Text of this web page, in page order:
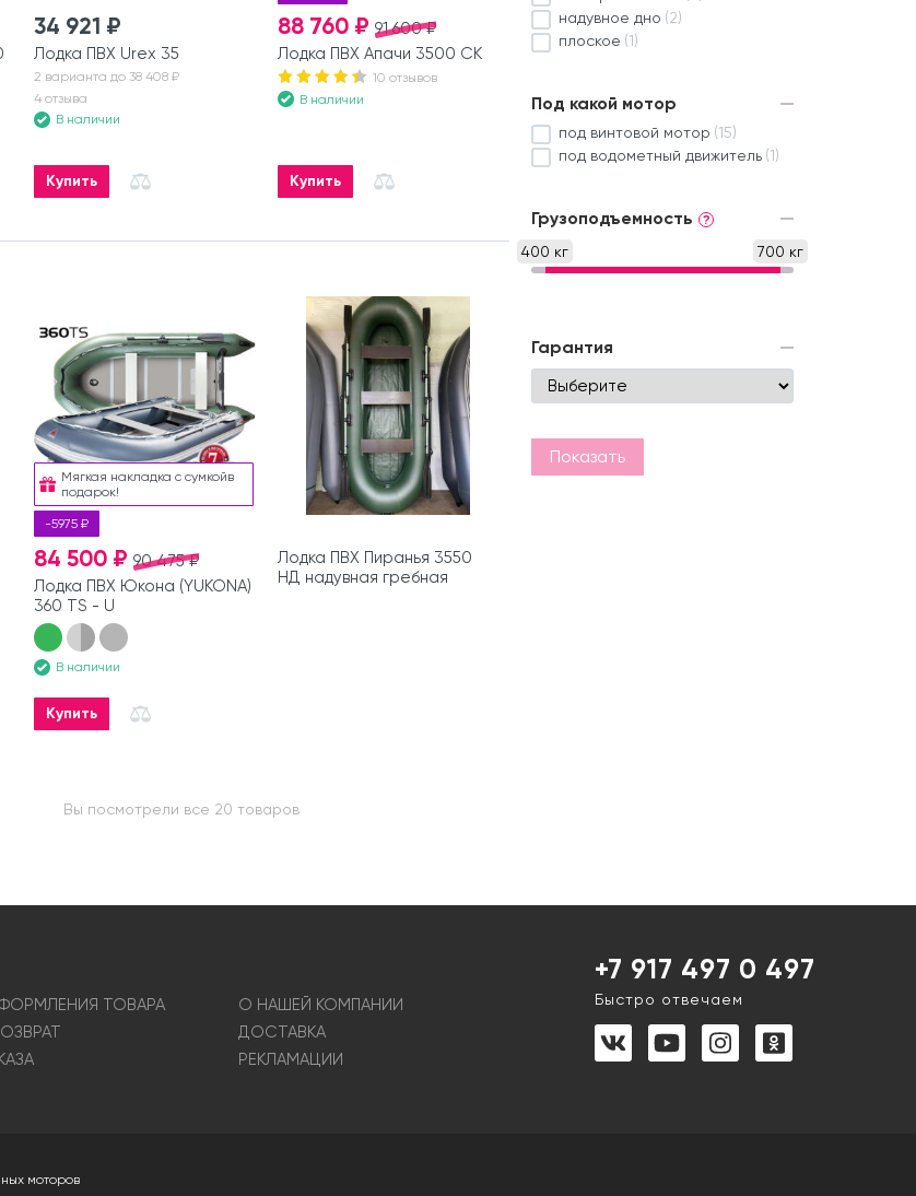
34 921 ₽
Лодка ПВХ Urex 35
2 варианта до 38 408 ₽
4 отзыва
В наличии
Купить
91 600 ₽
88 760 ₽
Лодка ПВХ Апачи 3500 СК
10 отзывов
В наличии
Купить
Мягкая накладка с сумкойв
подарок!
-5975 ₽
90 475 ₽
84 500 ₽
Лодка ПВХ Юкона (YUKONA)
360 TS - U
В наличии
Купить
Лодка ПВХ Пиранья 3550
НД надувная гребная
надувное дно (2)
плоское (1)
Под какой мотор
под винтовой мотор (15)
под водометный движитель (1)
Грузоподъемность ?
400 кг 700 кг
Гарантия
Показать
Вы посмотрели все 20 товаров
ТОВАРА
О НАШЕЙ КОМПАНИИ
ДОСТАВКА
РЕКЛАМАЦИИ
+7 917 497 0 497
Быстро отвечаем
моторов